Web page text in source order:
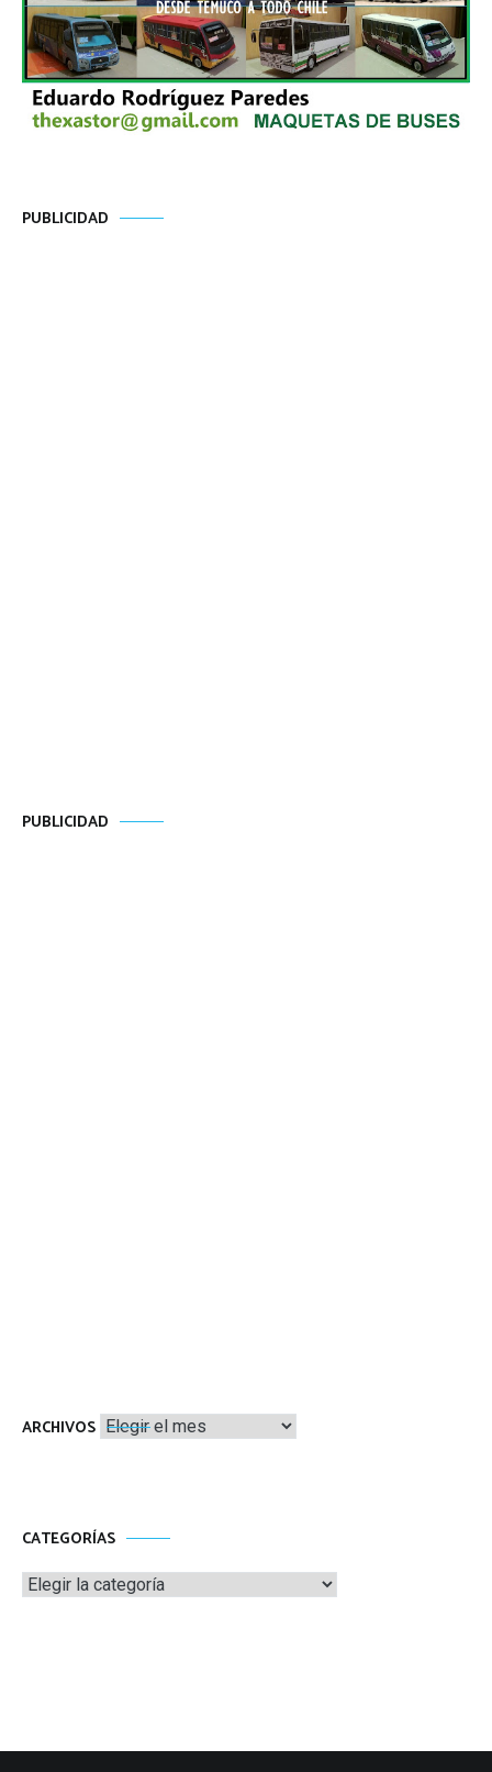
PUBLICIDAD
PUBLICIDAD
ARCHIVOS Archivos
CATEGORÍAS
Categorías